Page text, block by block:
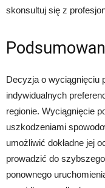
skonsultuj się z
Decyzja o wyciągnięciu
indywidualnych
regionie. Wyciągnięcie
uszkodzeniami
umożliwić dokładne jej
prowadzić do
ponownego